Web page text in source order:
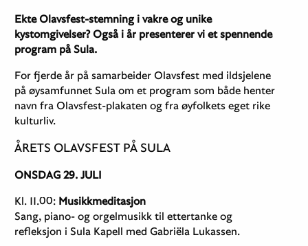
Ekte Olavsfest-stemning i vakre og unike
kystomgivelser? Også i år presenterer vi et spennende
program på Sula.
For fjerde år på samarbeider Olavsfest med ildsjelene
på øysamfunnet Sula om et program som både henter
navn fra Olavsfest-plakaten og fra øyfolkets eget rike
kulturliv.
ÅRETS OLAVSFEST PÅ SULA
ONSDAG 29. JULI
Kl. 11.00: Musikkmeditasjon
Sang, piano- og orgelmusikk til ettertanke og
refleksjon i Sula Kapell med Gabriëla Lukassen.